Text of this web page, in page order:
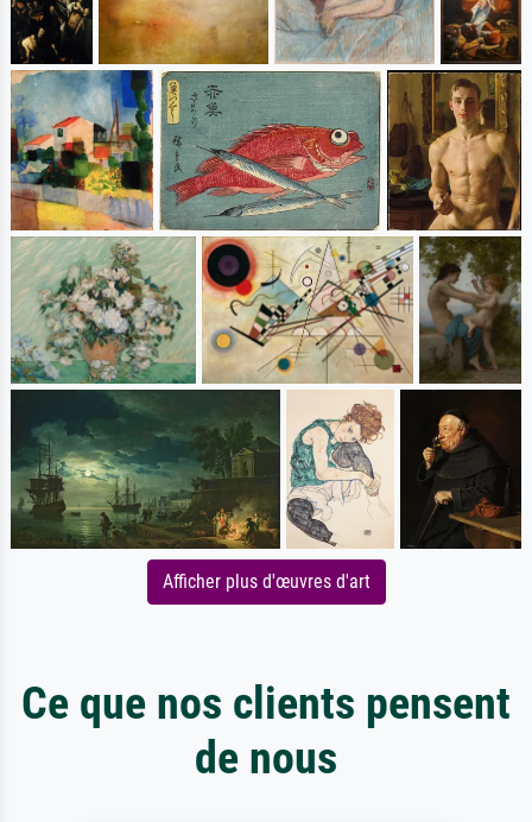
Afficher plus d'œuvres d'art
Ce que nos clients pensent
de nous